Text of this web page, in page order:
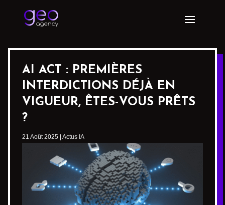
AI ACT : PREMIÈRES
INTERDICTIONS DÉJÀ EN
VIGUEUR, ÊTES-VOUS PRÊTS
?
21 Août 2025 Actus IA